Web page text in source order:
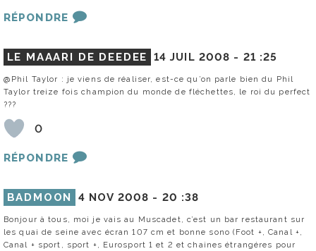
RÉPONDRE
LE MAAARI DE DEEDEE 14 JUIL 2008 - 21 :25
@Phil Taylor : je viens de réaliser, est-ce qu’on parle bien du Phil
Taylor treize fois champion du monde de fléchettes, le roi du perfect
???
0
RÉPONDRE
BADMOON 4 NOV 2008 - 20 :38
Bonjour à tous, moi je vais au Muscadet, c’est un bar restaurant sur
les quai de seine avec écran 107 cm et bonne sono (Foot +, Canal +,
Canal + sport, sport +, Eurosport 1 et 2 et chaines étrangéres pour